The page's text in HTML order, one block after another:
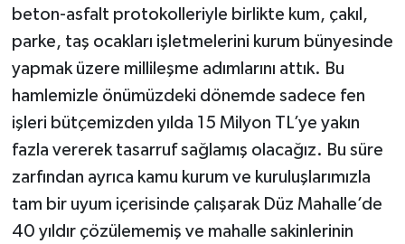
beton-asfalt protokolleriyle birlikte kum, çakıl,
parke, taş ocakları işletmelerini kurum bünyesinde
yapmak üzere millileşme adımlarını attık. Bu
hamlemizle önümüzdeki dönemde sadece fen
işleri bütçemizden yılda 15 Milyon TL’ye yakın
fazla vererek tasarruf sağlamış olacağız. Bu süre
zarfından ayrıca kamu kurum ve kuruluşlarımızla
tam bir uyum içerisinde çalışarak Düz Mahalle’de
40 yıldır çözülememiş ve mahalle sakinlerinin